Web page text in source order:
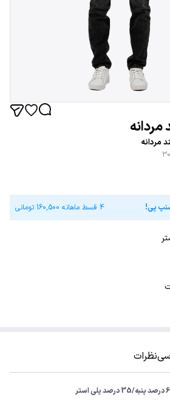
مردانه
پی! 4 قسط ماهانه 160,500 تومانی
نظرات